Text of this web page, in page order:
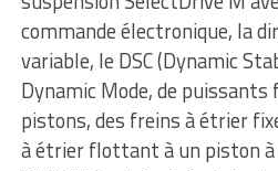
commande électronique, la
variable, le DSC (Dynamic
Dynamic Mode, de puissants
pistons, des freins à étrier
à étrier flottant à un piston à